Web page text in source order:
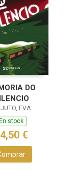
DO
EVA
En stock
€